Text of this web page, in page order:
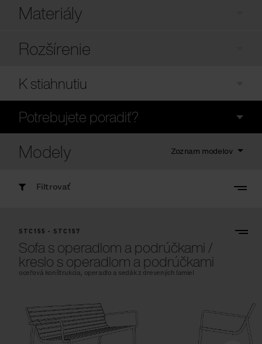
Materiály
Rozšírenie
K stiahnutiu
Potrebujete poradiť?
Modely Zoznam modelov
Filtrovať
STC155 - STC157
Sofa s operadlom a podrúčkami /
kreslo s operadlom a podrúčkami
oceľová konštrukcia, operadlo a sedák z drevených lamiel